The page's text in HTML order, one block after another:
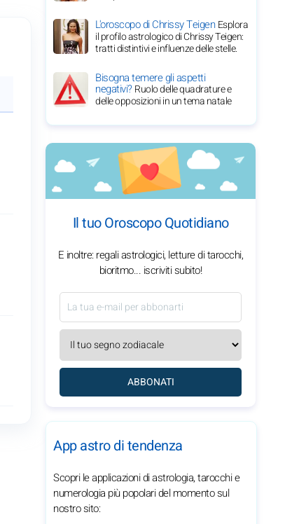
L'oroscopo di Chrissy TeigenEsplora
il profilo astrologico di Chrissy Teigen:
tratti distintivi e influenze delle stelle.
Bisogna temere gli aspetti
negativi?Ruolo delle quadrature e
delle opposizioni in un tema natale
Il tuo Oroscopo Quotidiano
E inoltre: regali astrologici, letture di tarocchi,
bioritmo... iscriviti subito!
ABBONATI
App astro di tendenza
Scopri le applicazioni di astrologia, tarocchi e
numerologia più popolari del momento sul
nostro sito: